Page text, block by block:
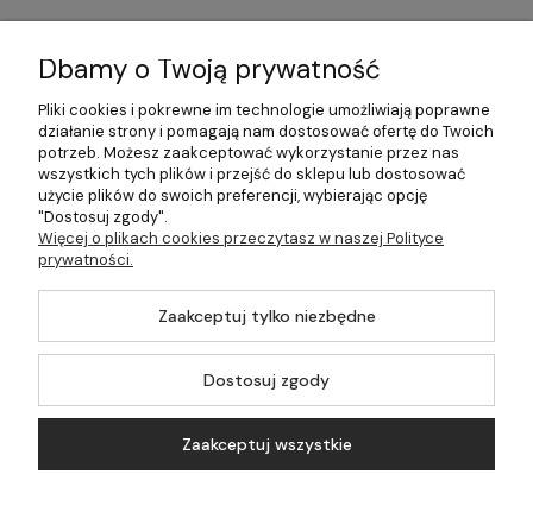
Płatności i dostawa
Pomoc
Moje konto
©2026 Wszelkie Prawa Zastrzeżone | 499.pl - najlepszy sklep z
Dbamy o Twoją prywatność
Pliki cookies i pokrewne im technologie umożliwiają poprawne
działanie strony i pomagają nam dostosować ofertę do Twoich
potrzeb. Możesz zaakceptować wykorzystanie przez nas
wszystkich tych plików i przejść do sklepu lub dostosować
użycie plików do swoich preferencji, wybierając opcję
"Dostosuj zgody".
Więcej o plikach cookies przeczytasz w naszej Polityce
prywatności.
Zaakceptuj tylko niezbędne
Dostosuj zgody
Zaakceptuj wszystkie